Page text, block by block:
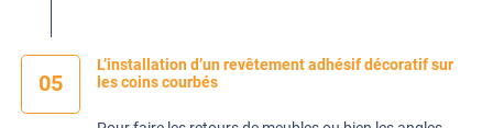
05
L’installation d’un revêtement adhésif décoratif sur
les coins courbés